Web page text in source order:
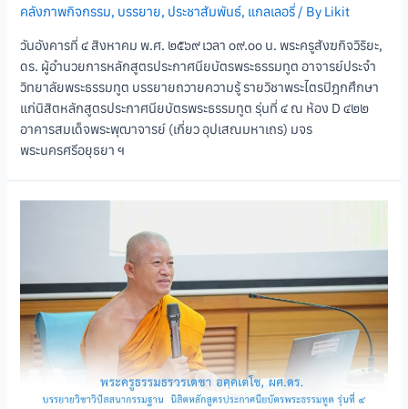
คลังภาพกิจกรรม, บรรยาย, ประชาสัมพันธ์, แกลเลอรี่ / By Likit
วันอังคารที่ ๔ สิงหาคม พ.ศ. ๒๕๖๙ เวลา ๐๙.๐๐ น. พระครูสังฆกิจวิริยะ,
ดร. ผู้อำนวยการหลักสูตรประกาศนียบัตรพระธรรมทูต อาจารย์ประจำ
วิทยาลัยพระธรรมทูต บรรยายถวายความรู้ รายวิชาพระไตรปิฎกศึกษา
แก่นิสิตหลักสูตรประกาศนียบัตรพระธรรมทูต รุ่นที่ ๔ ณ ห้อง D ๔๒๒
อาคารสมเด็จพระพุฒาจารย์ (เกี่ยว อุปเสณมหาเถร) มจร
พระนครศรีอยุธยา ฯ